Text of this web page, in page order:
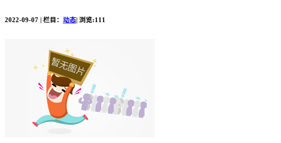
2022-09-07 | 栏目： 动态 | 浏览:111